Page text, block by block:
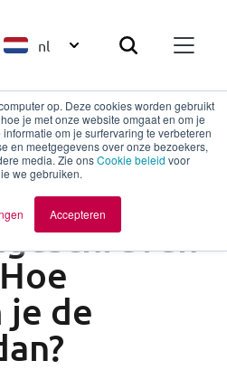
op. Deze cookies worden gebruikt
je met onze website omgaat en om je
om je surfervaring te verbeteren
en meetgegevens over onze bezoekers,
media. Zie onsCookie beleid voor
we gebruiken.
Accepteren
nl
mag niet
je de